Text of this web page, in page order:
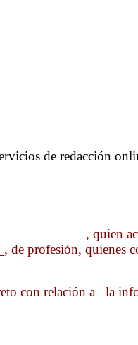
de redacción
quien
profesión, quienes
con relación a la